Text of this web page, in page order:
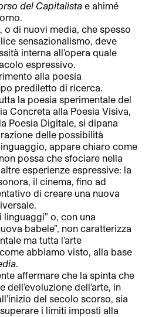
del Capitalista e ahimé
o di nuovi media, che spesso
sensazionalismo, deve
interna all’opera quale
espressivo.
alla poesia
prediletto di ricerca.
la poesia sperimentale del
Concreta alla Poesia Visiva,
Poesia Digitale, si dipana
delle possibilità
appare chiaro come
possa che sfociare nella
esperienze espressive: la
il cinema, fino ad
di creare una nuova
linguaggi” o, con una
babele”, non caratterizza
ma tutta l’arte
abbiamo visto, alla base
.
affermare che la spinta che
dell’evoluzione dell’arte, in
del secolo scorso, sia
i limiti imposti alla